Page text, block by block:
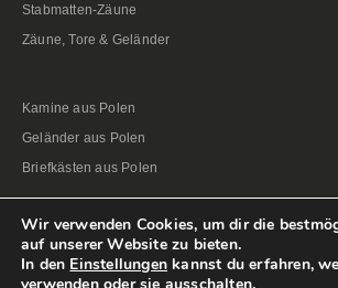
Stabmatten-Zäune
Zäune, Tore & Geländer
Kamine aus Polen
Geländer aus Polen
Briefkästen aus Polen
Wir verwenden Cookies, um dir die
auf unserer Website zu bieten.
In den Einstellungen kannst du erfahren,